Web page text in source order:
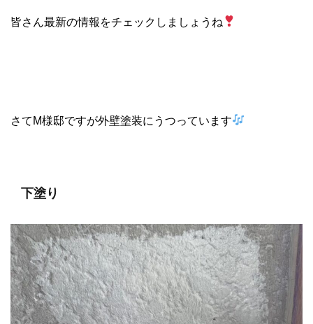
皆さん最新の情報をチェックしましょうね
さてM様邸ですが外壁塗装にうつっています
下塗り